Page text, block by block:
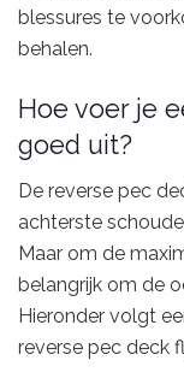
blessures te
behalen.
Hoe voer je
goed uit?
De reverse pec
achterste
Maar om de
belangrijk om de
Hieronder volgt
reverse pec deck